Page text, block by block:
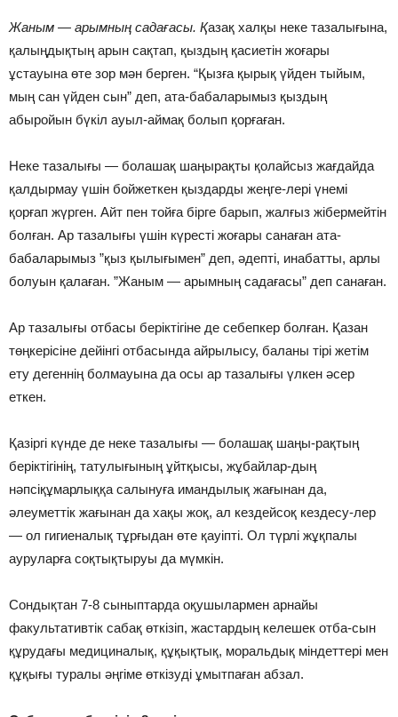
Жаным — арымның садағасы. Қазақ халқы неке тазалығына,
қалыңдықтың арын сақтап, қыздың қасиетiн жоғары
ұстауына өте зор мән берген. “Қызға қырық үйден тыйым,
мың сан үйден сын” деп, ата-бабаларымыз қыздың
абыройын бүкiл ауыл-аймақ болып қорғаған.
Неке тазалығы — болашақ шаңырақты қолайсыз жағдайда
қалдырмау үшiн бойжеткен қыздарды жеңге-лерi үнемi
қорғап жүрген. Айт пен тойға бiрге барып, жалғыз жiбермейтiн
болған. Ар тазалығы үшiн күрестi жоғары санаған ата-
бабаларымыз ”қыз қылығымен” деп, әдептi, инабатты, арлы
болуын қалаған. ”Жаным — арымның садағасы” деп санаған.
Ар тазалығы отбасы берiктiгiне де себепкер болған. Қазан
төңкерiсiне дейiнгi отбасында айрылысу, баланы тiрi жетiм
ету дегеннiң болмауына да осы ар тазалығы үлкен әсер
еткен.
Қазiргi күнде де неке тазалығы — болашақ шаңы-рақтың
берiктiгiнiң, татулығының ұйтқысы, жұбайлар-дың
нәпсiқұмарлыққа салынуға имандылық жағынан да,
әлеуметтiк жағынан да хақы жоқ, ал кездейсоқ кездесу-лер
— ол гигиеналық тұрғыдан өте қауiптi. Ол түрлi жұқпалы
ауруларға соқтықтыруы да мүмкiн.
Сондықтан 7-8 сыныптарда оқушылармен арнайы
факультативтiк сабақ өткiзiп, жастардың келешек отба-сын
құрудағы медициналық, құқықтық, моральдық мiндеттерi мен
құқығы туралы әңгiме өткiзудi ұмытпаған абзал.